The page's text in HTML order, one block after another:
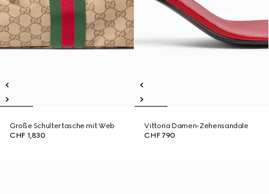
Große Schultertasche mit Web
CHF 1,830
Vittoria Damen-Zehensandale
CHF 790